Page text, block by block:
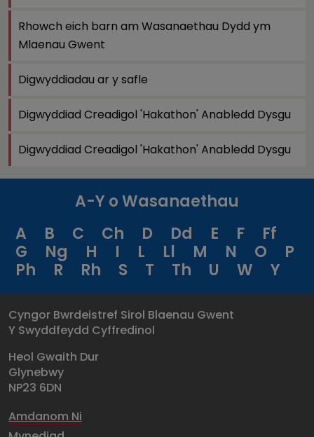
Rhowch eich barn am Wasanaethau Dydd ym
Mlaenau Gwent
Digwyddiadau ar y safle
Digwyddiad Creadigol 'Hakathon' Anabledd Dysgu
Digwyddiad Creadigol 'Hakathon' Anabledd Dysgu
A-Y o Wasanaethau
A
B C Ch D Dd E F
Ff
G
Ng H I L Ll M N O
P
Ph
R Rh S T Th U W Y
Cyngor Bwrdeistref Sirol Blaenau Gwent
Y Swyddfeydd Cyffredinol
Heol Gwaith Dur
Glynebwy
NP23 6DN
Amdanom Ni